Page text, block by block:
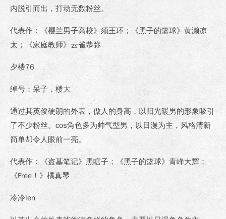
内脱引而出，打动无数粉丝。
代表作：《樱兰男子高校》须王环；《黑子的篮球》黄濑凉
太；《家庭教师》云雀恭弥
夕楼76
绰号：呆子，楼大
通过其英俊硬朗的外表，傲人的身高，以阳光暖男的形象吸引
了不少粉丝。cos角色多为帅气型男，以日漫为主，风格清新
简单却令人眼前一亮。
代表作：《盗墓笔记》黑瞎子；《黑子的篮球》青峰大辉；
《Free！》橘真琴
冷冷len